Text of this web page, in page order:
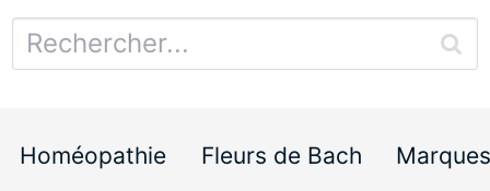
Homéopathie Fleurs de Bach Marques